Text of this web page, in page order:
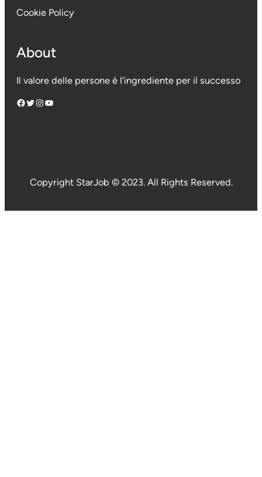
Cookie Policy
About
Il valore delle persone è l’ingrediente per il successo
Facebook Twitter InstagramYouTube
Copyright StarJob © 2023. All Rights Reserved.